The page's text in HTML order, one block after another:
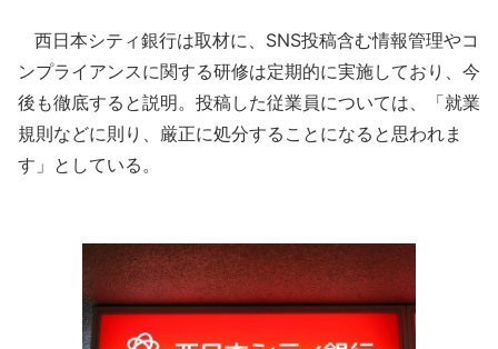
西日本シティ銀行は取材に、SNS投稿含む情報管理やコ
ンプライアンスに関する研修は定期的に実施しており、今
後も徹底すると説明。投稿した従業員については、「就業
規則などに則り、厳正に処分することになると思われま
す」としている。